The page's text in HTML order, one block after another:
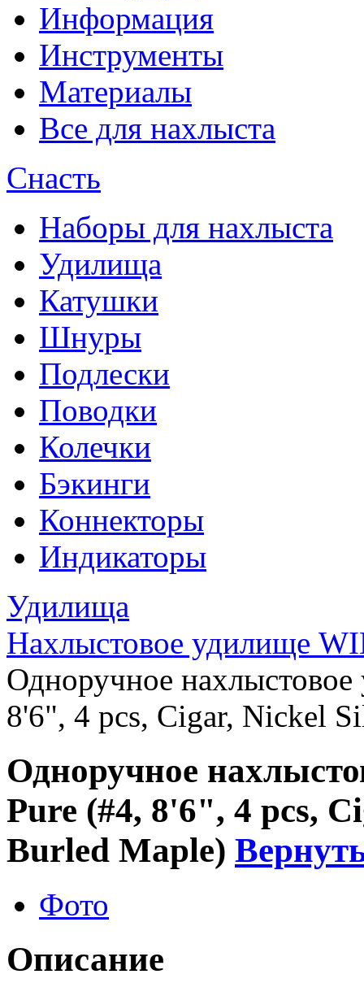
Информация
Инструменты
Материалы
Все для нахлыста
Снасть
Наборы для нахлыста
Удилища
Катушки
Шнуры
Подлески
Поводки
Колечки
Бэкинги
Коннекторы
Индикаторы
Удилища
Нахлыстовое удилище
Одноручное
8'6", 4 pcs, Cigar, Nickel
Одноручное
Pure (#4, 8'6", 4 pcs,
Burled Maple)
Фото
Описание